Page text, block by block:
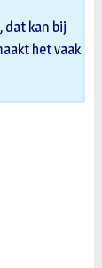
dat kan bij
het vaak